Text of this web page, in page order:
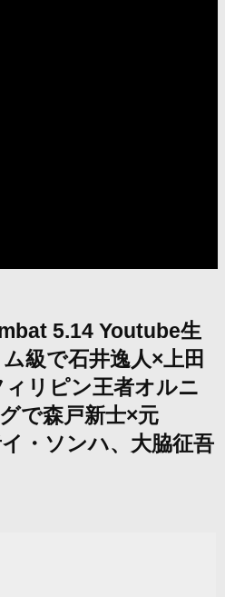
5.14 Youtube生
級で石井逸人×上田
リピン王者オルニ
で森戸新士×元
・ソンハ、大脇征吾